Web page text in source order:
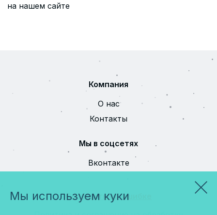
на нашем сайте
Компания
О нас
Контакты
Мы в соцсетях
Вконтакте
Сообщить об ошибке
Мы используем куки